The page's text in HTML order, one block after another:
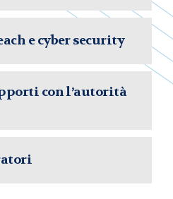
e cyber security
con l’autorità